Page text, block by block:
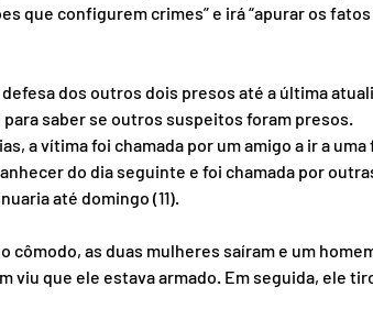
que configurem crimes” e irá “apurar os
dos outros dois presos até a última
saber se outros suspeitos foram presos.
a vítima foi chamada por um amigo a ir a uma
do dia seguinte e foi chamada por
até domingo (11).
cômodo, as duas mulheres saíram e um
viu que ele estava armado. Em seguida, ele